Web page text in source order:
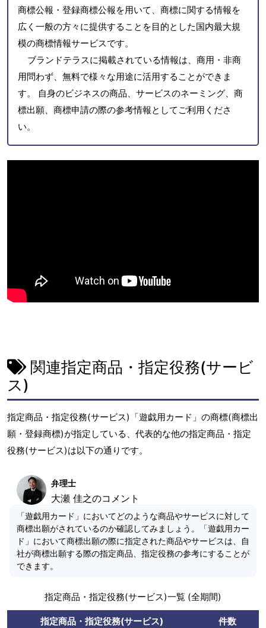
商標公報・登録商標公報を用いて、商標に関する情報を
広く一般の方々に提供することを目的とした国内最大規
模の商標情報サービスです。
ブランドテラスに掲載されている情報は、商用・非商
用問わず、無料で様々な用途に活用することができま
す。 自身のビジネスの商品、サービスのネーミング、商
標出願、商標申請の際の参考情報としてご利用くださ
い。
関連指定商品・指定役務(サービ
ス)
指定商品・指定役務(サービス)「遊戯用カード」の商標(商標出
願・登録商標)が指定している、代表的な他の指定商品・指定
役務(サービス)は以下の通りです。
弁理士
大瀬 佳之のコメント
「遊戯用カード」においてどのような商品やサービスに対して
商標出願がされているのか確認してみましょう。「遊戯用カー
ド」において商標出願の際に指定された商品やサービスは、自
社が商標出願する際の指定商品、指定役務の参考にすることが
できます。
指定商品・指定役務(サービス)一覧 (全期間)
指定商品・指定役務(サービス) 件数